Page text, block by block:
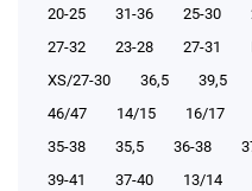
20-25
31-36 25-30
27-32
23-28 27-31
XS/27-30
36,5 39,5
46/47
14/15 16/17
35-38
35,5 36-38
39-41
37-40 13/14